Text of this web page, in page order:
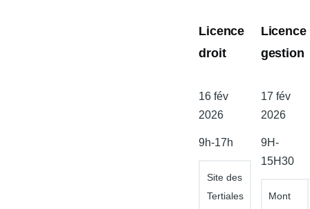
Licence
droit
Date
de
16 fév
2026
9h-17h
Site des
Tertiales
Licence
gestion
Date
de
17 fév
2026
9H-
15H30
Mont